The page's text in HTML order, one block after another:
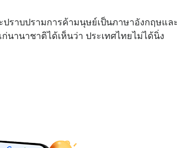
ราบปรามการค้ามนุษย์เป็นภาษาอังกฤษและ
นานาชาติได้เห็นว่า ประเทศไทยไม่ได้นิ่ง